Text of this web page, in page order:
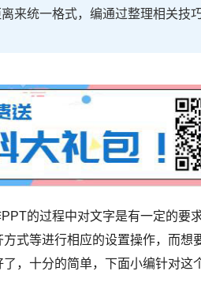
来统一格式，编通过整理相关技
的过程中对文字是有一定的要
式等进行相应的设置操作，而想
，十分的简单，下面小编针对这